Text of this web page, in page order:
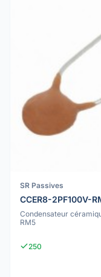
SR Passives
CCER8-2PF100V-
Condensateur
RM5
250